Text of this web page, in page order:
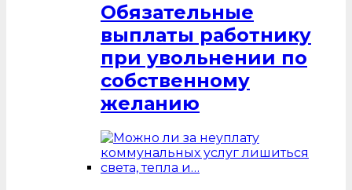
Обязательные
выплаты работнику
при увольнении по
собственному
желанию